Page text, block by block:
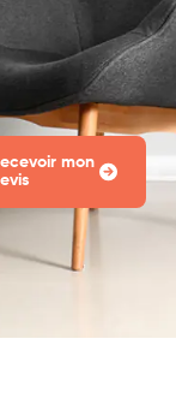
mon